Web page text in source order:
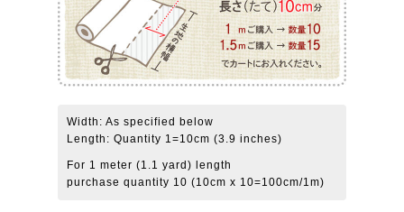
Width: As specified below
Length: Quantity 1=10cm (3.9 inches)
For 1 meter (1.1 yard) length
purchase quantity 10 (10cm x 10=100cm/1m)